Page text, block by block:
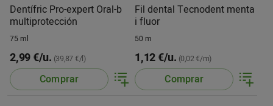
Dentífric Pro-expert Oral-b
multiprotección
75 ml
2,99 €/u. (39,87 €/l)
Comprar
Fil dental Tecnodent menta
i fluor
50 m
1,12 €/u. (0,02 €/m)
Comprar